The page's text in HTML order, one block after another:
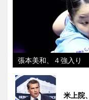
張本美和、４強入り
米上院